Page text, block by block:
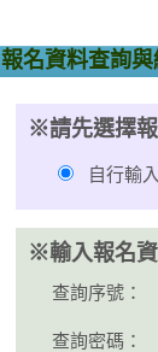
報名資料查詢與
※請先選擇
自行輸
※輸入報名
查詢序號：
查詢密碼：